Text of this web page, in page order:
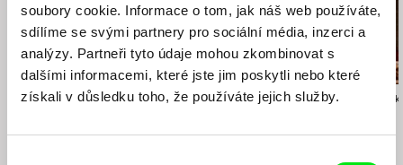
soubory cookie. Informace o tom, jak náš web používáte,
sdílíme se svými partnery pro sociální média, inzerci a
analýzy. Partneři tyto údaje mohou zkombinovat s
dalšími informacemi, které jste jim poskytli nebo které
získali v důsledku toho, že používáte jejich služby.
Drahomíra Vihanová
studentů Petra a
Václav Kadrnka Bohdan Karásek